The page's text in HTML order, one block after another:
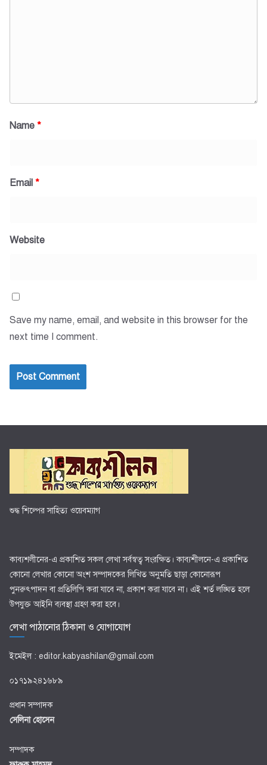
Name *
Email *
Website
Save my name, email, and website in this browser for the
next time I comment.
শুদ্ধ শিল্পের সাহিত্য ওয়েবম্যাগ
কাব্যশলীনের-এ প্রকাশিত সকল লেখা সর্বস্বত্ব সংরক্ষিত। কাব্যশীলনে-এ প্রকাশিত
কোনো লেখার কোনো অংশ সম্পাদকের লিখিত অনুমতি ছাড়া কোনোরূপ
পুনরুৎপাদন বা প্রতিলিপি করা যাবে না, প্রকাশ করা যাবে না। এই শর্ত লঙ্ঘিত হলে
উপযুক্ত আইনি ব্যবস্থা গ্রহণ করা হবে।
লেখা পাঠানোর ঠিকানা ও যোগাযোগ
ইমেইল : editor.kabyashilan@gmail.com
০১৭১৯২৪১৬৮৯
প্রধান সম্পাদক
সেলিনা হোসেন
সম্পাদক